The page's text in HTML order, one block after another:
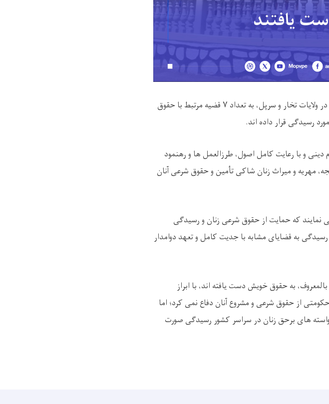
ولایات تخار و سرپل، به تعداد ۷ قضیه مرتبط با حقوق
رسیدگی قرار داده ‌اند.
و با رعایت کامل اصول، طرزالعمل ‌ها و رهنمود
مهریه و میراث زنان شاکی تأمین و حقوق شرعی آنان
‌نمایند که حمایت از حقوق شرعی زنان و رسیدگی
رسیدگی به قضایای مشابه با جدیت کامل و تعهد دوامدار
به حقوق خویش دست یافته ‌اند، با ابراز
از حقوق شرعی و مشروع آنان دفاع نمی ‌کرد؛ اما
‌های برحق زنان در سراسر کشور رسیدگی صورت